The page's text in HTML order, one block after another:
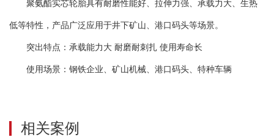
聚氨酯实芯轮胎具有耐磨性能好、拉伸力强、承载力大、生热
低等特性，产品广泛应用于井下矿山、港口码头等场景。
突出特点：承载能力大 耐磨耐刺扎 使用寿命长
使用场景：钢铁企业、矿山机械、港口码头、特种车辆
相关案例